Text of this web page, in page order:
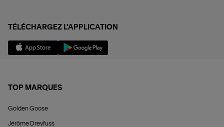
TÉLÉCHARGEZ L'APPLICATION
TOP MARQUES
Golden Goose
Jérôme Dreyfuss